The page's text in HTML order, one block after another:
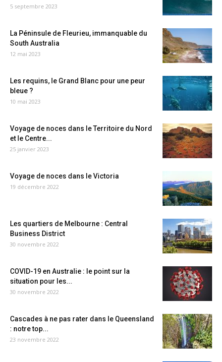
5 septembre 2023
La Péninsule de Fleurieu, immanquable du
South Australia
12 mai 2023
Les requins, le Grand Blanc pour une peur
bleue ?
10 mai 2023
Voyage de noces dans le Territoire du Nord
et le Centre...
25 janvier 2023
Voyage de noces dans le Victoria
19 décembre 2022
Les quartiers de Melbourne : Central
Business District
30 novembre 2022
COVID-19 en Australie : le point sur la
situation pour les...
30 novembre 2022
Cascades à ne pas rater dans le Queensland
: notre top...
23 novembre 2022